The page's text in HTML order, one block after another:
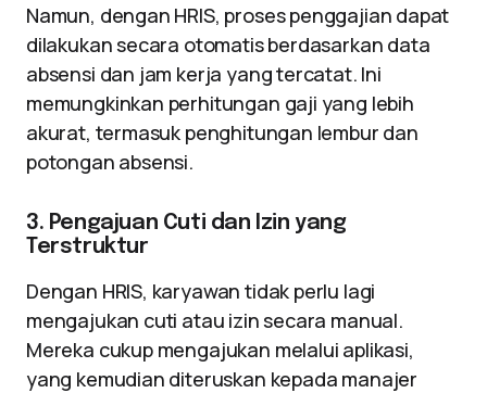
Namun, dengan HRIS, proses penggajian dapat
dilakukan secara otomatis berdasarkan data
absensi dan jam kerja yang tercatat. Ini
memungkinkan perhitungan gaji yang lebih
akurat, termasuk penghitungan lembur dan
potongan absensi.
3. Pengajuan Cuti dan Izin yang
Terstruktur
Dengan HRIS, karyawan tidak perlu lagi
mengajukan cuti atau izin secara manual.
Mereka cukup mengajukan melalui aplikasi,
yang kemudian diteruskan kepada manajer